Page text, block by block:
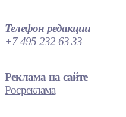
Телефон редакции
+7 495 232 63 33
Реклама на сайте
Росреклама